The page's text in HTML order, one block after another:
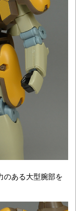
のある大型腕部を